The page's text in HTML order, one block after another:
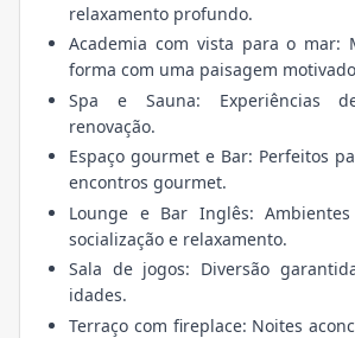
relaxamento profundo.
Academia com vista para o mar:
forma com uma paisagem
Spa e Sauna: Experiências
renovação.
Espaço gourmet e Bar: Perfeitos
encontros gourmet.
Lounge e Bar Inglês:
socialização e relaxamento.
Sala de jogos: Diversão
idades.
Terraço com fireplace: Noites